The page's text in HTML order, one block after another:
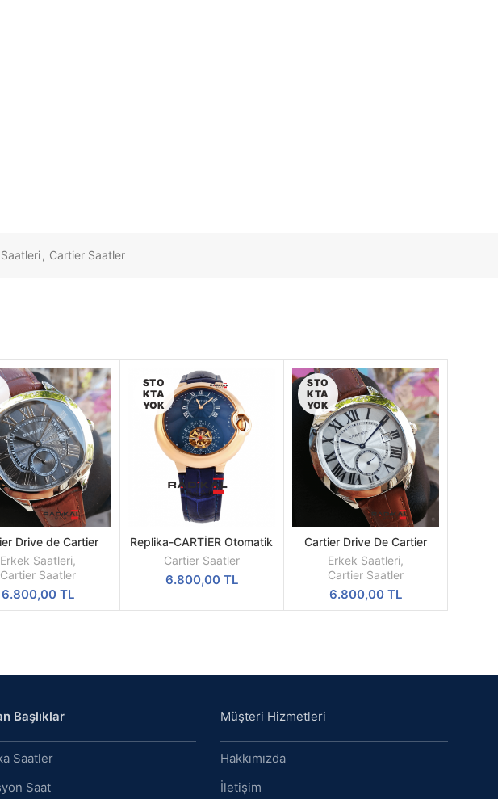
, Cartier Saatler
DEVAMINI
OKU
Drive de Cartier
Kadran Çelik Kasa
Erkek Kol Saati
Erkek Saatleri,
Cartier Saatler
6.800,00 TL
STO
KTA
YOK
DEVAMINI
OKU
Replika-CARTİER Otomatik
Mekanizma Erkek Kol
Cartier Saatler
6.800,00 TL
STO
KTA
YOK
DEVAMINI
OKU
Cartier Drive De Cartier
Beyaz Kadran Çelik Kasa
43mm Replika Erkek Kol
Erkek Saatleri,
Cartier Saatler
6.800,00 TL
Başlıklar
Saatler
Saat
Müşteri Hizmetleri
Hakkımızda
İletişim